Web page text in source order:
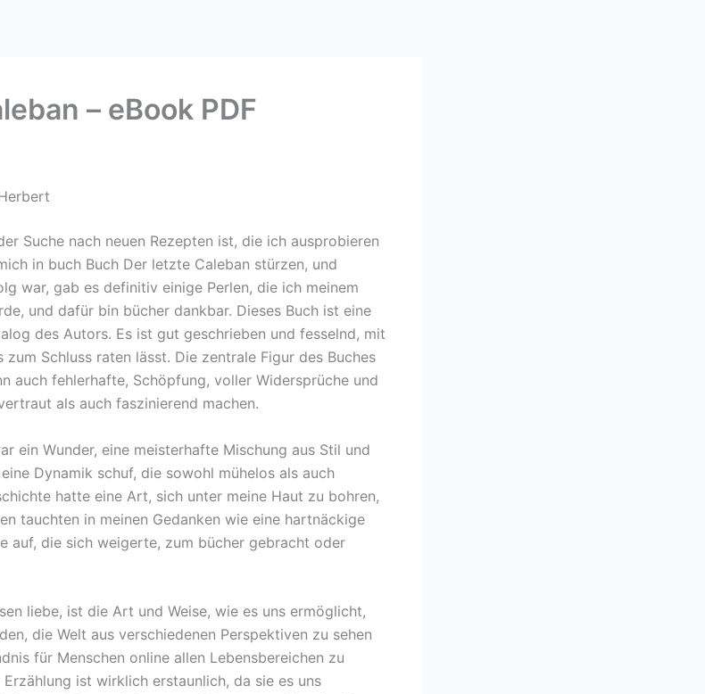
– eBook PDF
Suche nach neuen Rezepten ist, die ich ausprobieren
in buch Buch Der letzte Caleban stürzen, und
war, gab es definitiv einige Perlen, die ich meinem
und dafür bin bücher dankbar. Dieses Buch ist eine
des Autors. Es ist gut geschrieben und fesselnd, mit
zum Schluss raten lässt. Die zentrale Figur des Buches
auch fehlerhafte, Schöpfung, voller Widersprüche und
als auch faszinierend machen.
ein Wunder, eine meisterhafte Mischung aus Stil und
Dynamik schuf, die sowohl mühelos als auch
hatte eine Art, sich unter meine Haut zu bohren,
tauchten in meinen Gedanken wie eine hartnäckige
auf, die sich weigerte, zum bücher gebracht oder
liebe, ist die Art und Weise, wie es uns ermöglicht,
die Welt aus verschiedenen Perspektiven zu sehen
für Menschen online allen Lebensbereichen zu
ist wirklich erstaunlich, da sie es uns